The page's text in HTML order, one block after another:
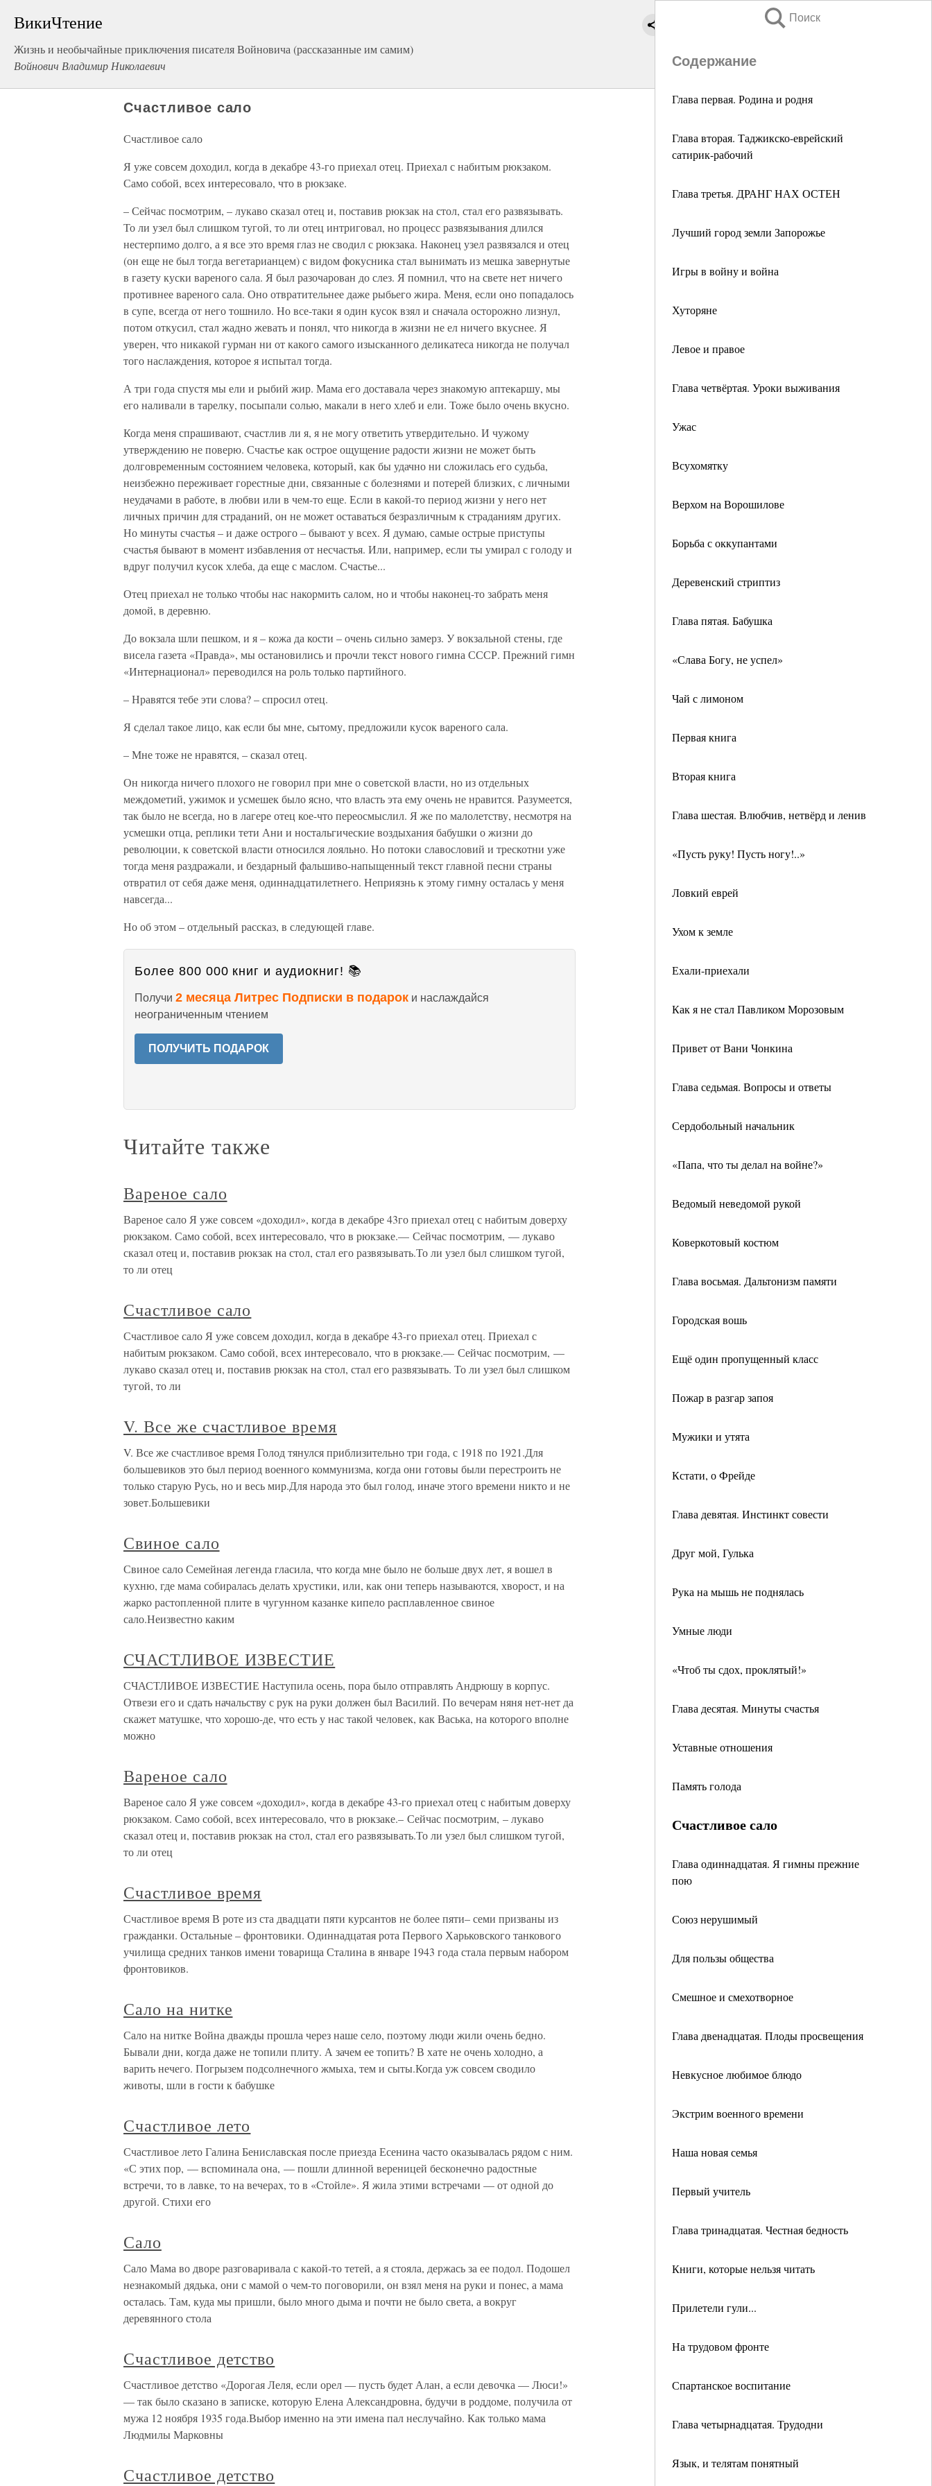
ВикиЧтение
Жизнь и необычайные приключения писателя Войновича (рассказанные им самим)
Войнович Владимир Николаевич
Поиск
Содержание
Глава первая. Родина и родня
Глава вторая. Таджикско-еврейский
сатирик-рабочий
Глава третья. ДРАНГ НАХ ОСТЕН
Лучший город земли Запорожье
Игры в войну и война
Хуторяне
Левое и правое
Глава четвёртая. Уроки выживания
Ужас
Всухомятку
Верхом на Ворошилове
Борьба с оккупантами
Деревенский стриптиз
Глава пятая. Бабушка
«Слава Богу, не успел»
Чай с лимоном
Первая книга
Вторая книга
Глава шестая. Влюбчив, нетвёрд и ленив
«Пусть руку! Пусть ногу!..»
Ловкий еврей
Ухом к земле
Ехали-приехали
Как я не стал Павликом Морозовым
Привет от Вани Чонкина
Глава седьмая. Вопросы и ответы
Сердобольный начальник
«Папа, что ты делал на войне?»
Ведомый неведомой рукой
Коверкотовый костюм
Глава восьмая. Дальтонизм памяти
Городская вошь
Ещё один пропущенный класс
Пожар в разгар запоя
Мужики и утята
Кстати, о Фрейде
Глава девятая. Инстинкт совести
Друг мой, Гулька
Рука на мышь не поднялась
Умные люди
«Чтоб ты сдох, проклятый!»
Глава десятая. Минуты счастья
Уставные отношения
Память голода
Счастливое сало
Глава одиннадцатая. Я гимны прежние
пою
Союз нерушимый
Для пользы общества
Смешное и смехотворное
Глава двенадцатая. Плоды просвещения
Невкусное любимое блюдо
Экстрим военного времени
Наша новая семья
Первый учитель
Глава тринадцатая. Честная бедность
Книги, которые нельзя читать
Прилетели гули...
На трудовом фронте
Спартанское воспитание
Глава четырнадцатая. Трудодни
Язык, и телятам понятный
Счастливое сало
Счастливое сало
Я уже совсем доходил, когда в декабре 43-го приехал отец. Приехал с набитым рюкзаком.
Само собой, всех интересовало, что в рюкзаке.
– Сейчас посмотрим, – лукаво сказал отец и, поставив рюкзак на стол, стал его развязывать.
То ли узел был слишком тугой, то ли отец интриговал, но процесс развязывания длился
нестерпимо долго, а я все это время глаз не сводил с рюкзака. Наконец узел развязался и отец
(он еще не был тогда вегетарианцем) с видом фокусника стал вынимать из мешка завернутые
в газету куски вареного сала. Я был разочарован до слез. Я помнил, что на свете нет ничего
противнее вареного сала. Оно отвратительнее даже рыбьего жира. Меня, если оно попадалось
в супе, всегда от него тошнило. Но все-таки я один кусок взял и сначала осторожно лизнул,
потом откусил, стал жадно жевать и понял, что никогда в жизни не ел ничего вкуснее. Я
уверен, что никакой гурман ни от какого самого изысканного деликатеса никогда не получал
того наслаждения, которое я испытал тогда.
А три года спустя мы ели и рыбий жир. Мама его доставала через знакомую аптекаршу, мы
его наливали в тарелку, посыпали солью, макали в него хлеб и ели. Тоже было очень вкусно.
Когда меня спрашивают, счастлив ли я, я не могу ответить утвердительно. И чужому
утверждению не поверю. Счастье как острое ощущение радости жизни не может быть
долговременным состоянием человека, который, как бы удачно ни сложилась его судьба,
неизбежно переживает горестные дни, связанные с болезнями и потерей близких, с личными
неудачами в работе, в любви или в чем-то еще. Если в какой-то период жизни у него нет
личных причин для страданий, он не может оставаться безразличным к страданиям других.
Но минуты счастья – и даже острого – бывают у всех. Я думаю, самые острые приступы
счастья бывают в момент избавления от несчастья. Или, например, если ты умирал с голоду и
вдруг получил кусок хлеба, да еще с маслом. Счастье...
Отец приехал не только чтобы нас накормить салом, но и чтобы наконец-то забрать меня
домой, в деревню.
До вокзала шли пешком, и я – кожа да кости – очень сильно замерз. У вокзальной стены, где
висела газета «Правда», мы остановились и прочли текст нового гимна СССР. Прежний гимн
«Интернационал» переводился на роль только партийного.
– Нравятся тебе эти слова? – спросил отец.
Я сделал такое лицо, как если бы мне, сытому, предложили кусок вареного сала.
– Мне тоже не нравятся, – сказал отец.
Он никогда ничего плохого не говорил при мне о советской власти, но из отдельных
междометий, ужимок и усмешек было ясно, что власть эта ему очень не нравится. Разумеется,
так было не всегда, но в лагере отец кое-что переосмыслил. Я же по малолетству, несмотря на
усмешки отца, реплики тети Ани и ностальгические воздыхания бабушки о жизни до
революции, к советской власти относился лояльно. Но потоки славословий и трескотни уже
тогда меня раздражали, и бездарный фальшиво-напыщенный текст главной песни страны
отвратил от себя даже меня, одиннадцатилетнего. Неприязнь к этому гимну осталась у меня
навсегда...
Но об этом – отдельный рассказ, в следующей главе.
Более 800 000 книг и аудиокниг! 📚
Получи 2 месяца Литрес Подписки в подарок и наслаждайся
неограниченным чтением
ПОЛУЧИТЬ ПОДАРОК
Читайте также
Вареное сало
Вареное сало Я уже совсем «доходил», когда в декабре 43го приехал отец с набитым доверху
рюкзаком. Само собой, всех интересовало, что в рюкзаке.— Сейчас посмотрим, — лукаво
сказал отец и, поставив рюкзак на стол, стал его развязывать.То ли узел был слишком тугой,
то ли отец
Счастливое сало
Счастливое сало Я уже совсем доходил, когда в декабре 43-го приехал отец. Приехал с
набитым рюкзаком. Само собой, всех интересовало, что в рюкзаке.— Сейчас посмотрим, —
лукаво сказал отец и, поставив рюкзак на стол, стал его развязывать. То ли узел был слишком
тугой, то ли
V. Все же счастливое время
V. Все же счастливое время Голод тянулся приблизительно три года, с 1918 по 1921.Для
большевиков это был период военного коммунизма, когда они готовы были перестроить не
только старую Русь, но и весь мир.Для народа это был голод, иначе этого времени никто и не
зовет.Большевики
Свиное сало
Свиное сало Семейная легенда гласила, что когда мне было не больше двух лет, я вошел в
кухню, где мама собиралась делать хрустики, или, как они теперь называются, хворост, и на
жарко растопленной плите в чугунном казанке кипело расплавленное свиное
сало.Неизвестно каким
СЧАСТЛИВОЕ ИЗВЕСТИЕ
СЧАСТЛИВОЕ ИЗВЕСТИЕ Наступила осень, пора было отправлять Андрюшу в корпус.
Отвези его и сдать начальству с рук на руки должен был Василий. По вечерам няня нет-нет да
скажет матушке, что хорошо-де, что есть у нас такой человек, как Васька, на которого вполне
можно
Вареное сало
Вареное сало Я уже совсем «доходил», когда в декабре 43-го приехал отец с набитым доверху
рюкзаком. Само собой, всех интересовало, что в рюкзаке.– Сейчас посмотрим, – лукаво
сказал отец и, поставив рюкзак на стол, стал его развязывать.То ли узел был слишком тугой,
то ли отец
Счастливое время
Счастливое время В роте из ста двадцати пяти курсантов не более пяти– семи призваны из
гражданки. Остальные – фронтовики. Одиннадцатая рота Первого Харьковского танкового
училища средних танков имени товарища Сталина в январе 1943 года стала первым набором
фронтовиков.
Сало на нитке
Сало на нитке Война дважды прошла через наше село, поэтому люди жили очень бедно.
Бывали дни, когда даже не топили плиту. А зачем ее топить? В хате не очень холодно, а
варить нечего. Погрызем подсолнечного жмыха, тем и сыты.Когда уж совсем сводило
животы, шли в гости к бабушке
Счастливое лето
Счастливое лето Галина Бениславская после приезда Есенина часто оказывалась рядом с ним.
«С этих пор, — вспоминала она, — пошли длинной вереницей бесконечно радостные
встречи, то в лавке, то на вечерах, то в «Стойле». Я жила этими встречами — от одной до
другой. Стихи его
Сало
Сало Мама во дворе разговаривала с какой-то тетей, а я стояла, держась за ее подол. Подошел
незнакомый дядька, они с мамой о чем-то поговорили, он взял меня на руки и понес, а мама
осталась. Там, куда мы пришли, было много дыма и почти не было света, а вокруг
деревянного стола
Счастливое детство
Счастливое детство «Дорогая Леля, если орел — пусть будет Алан, а если девочка — Люси!»
— так было сказано в записке, которую Елена Александровна, будучи в роддоме, получила от
мужа 12 ноября 1935 года.Выбор именно на эти имена пал неслучайно. Как только мама
Людмилы Марковны
Счастливое детство